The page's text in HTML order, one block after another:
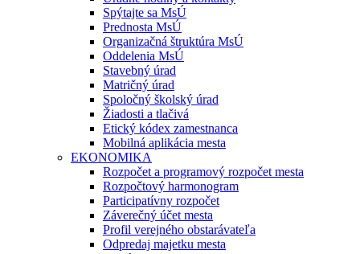
Spýtajte sa MsÚ
Prednosta MsÚ
Organizačná štruktúra MsÚ
Oddelenia MsÚ
Stavebný úrad
Matričný úrad
Spoločný školský úrad
Žiadosti a tlačivá
Etický kódex zamestnanca
Mobilná aplikácia mesta
EKONOMIKA
Rozpočet a programový rozpočet mesta
Rozpočtový harmonogram
Participatívny rozpočet
Záverečný účet mesta
Profil verejného obstarávateľa
Odpredaj majetku mesta